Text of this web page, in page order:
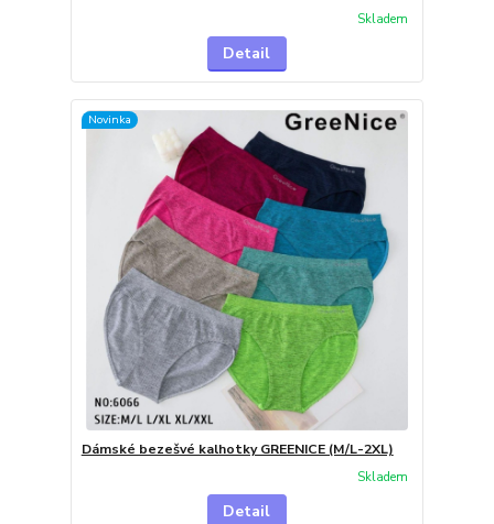
Skladem
Detail
Novinka
Dámské bezešvé kalhotky GREENICE (M/L-2XL)
Skladem
Detail